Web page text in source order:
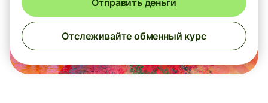
Отправить деньги
Отслеживайте обменный курс